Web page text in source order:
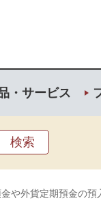
・サービス
や外貨定期預金の